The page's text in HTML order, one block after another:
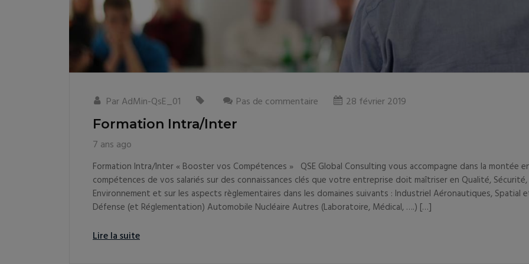
ParAdMin-QsE_01 Pas de commentaire 28 février 2019
Formation Intra/Inter
7 ans ago
Formation Intra/Inter « Booster vos Compétences » QSE Global Consulting vous accompagne dans la montée
compétences de vos salariés sur des connaissances clés que votre entreprise doit maîtriser en Qualité, Sécurité,
Environnement et sur les aspects règlementaires dans les domaines suivants : Industriel Aéronautiques, Spatial
Défense (et Réglementation) Automobile Nucléaire Autres (Laboratoire, Médical, ….) […]
Lire la suite